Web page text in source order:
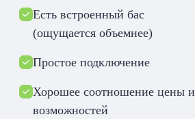
Есть встроенный бас
(ощущается объемнее)
Простое подключение
Хорошее соотношение цены и
возможностей